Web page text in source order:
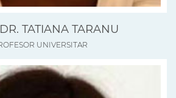
TATIANA TARANU
UNIVERSITAR